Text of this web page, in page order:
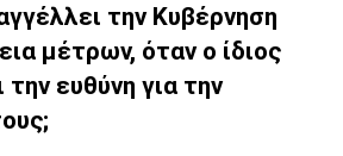
την Κυβέρνηση
μέτρων, όταν ο ίδιος
ευθύνη για την